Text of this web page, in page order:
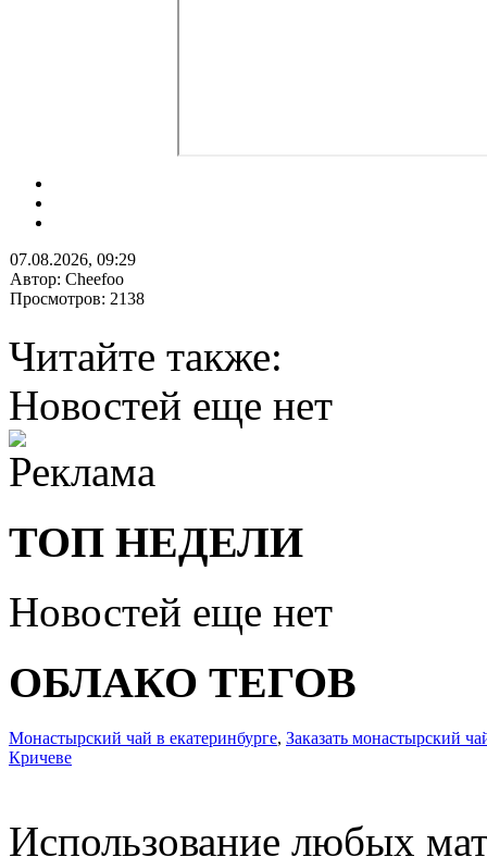
07.08.2026, 09:29
Автор: Cheefoo
Просмотров: 2138
Читайте также:
Новостей еще нет
ТОП НЕДЕЛИ
Новостей еще нет
ОБЛАКО ТЕГОВ
Монастырский чай в екатеринбурге, Заказать монастырский
Кричеве
Использование любых